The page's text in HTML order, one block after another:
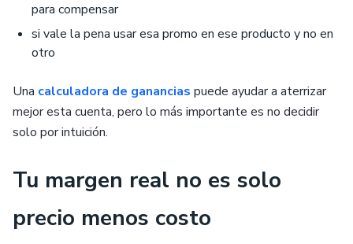
para compensar
si vale la pena usar esa promo en ese producto y no en
otro
Una calculadora de ganancias puede ayudar a aterrizar
mejor esta cuenta, pero lo más importante es no decidir
solo por intuición.
Tu margen real no es solo
precio menos costo